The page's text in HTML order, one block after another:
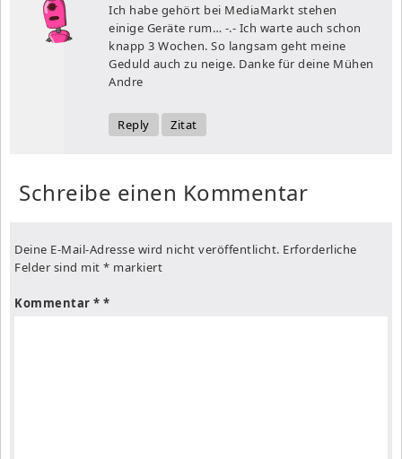
Ich habe gehört bei MediaMarkt stehen
einige Geräte rum… -.- Ich warte auch schon
knapp 3 Wochen. So langsam geht meine
Geduld auch zu neige. Danke für deine Mühen
Andre
Reply Zitat
Schreibe einen Kommentar
Deine E-Mail-Adresse wird nicht veröffentlicht. Erforderliche
Felder sind mit * markiert
Kommentar *